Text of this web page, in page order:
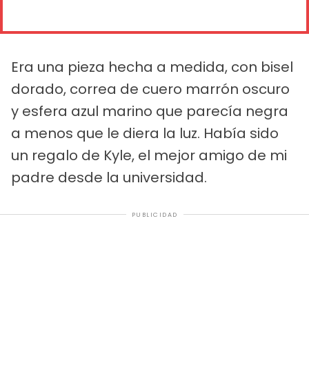
Era una pieza hecha a medida, con bisel
dorado, correa de cuero marrón oscuro
y esfera azul marino que parecía negra
a menos que le diera la luz. Había sido
un regalo de Kyle, el mejor amigo de mi
padre desde la universidad.
PUBLICIDAD